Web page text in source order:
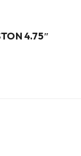
4.75″